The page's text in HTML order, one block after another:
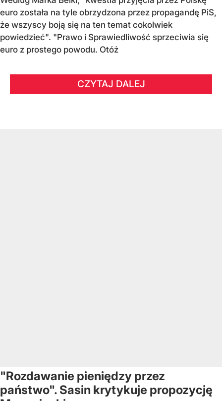
euro została na tyle obrzydzona przez propagandę PiS,
że wszyscy boją się na ten temat cokolwiek
powiedzieć". "Prawo i Sprawiedliwość sprzeciwia się
euro z prostego powodu. Otóż
CZYTAJ DALEJ
"Rozdawanie pieniędzy przez
państwo". Sasin krytykuje propozycję